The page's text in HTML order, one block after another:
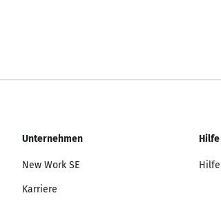
Unternehmen
New Work SE
Karriere